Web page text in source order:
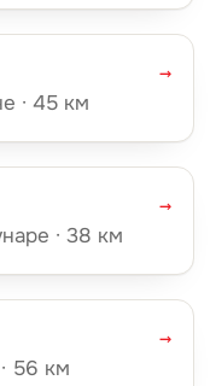
· 45 км
→
· 38 км
→
56 км
→